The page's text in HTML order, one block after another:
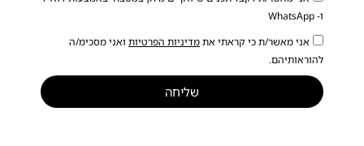
ו- WhatsApp
אני מאשר/ת כי קראתי אתמדיניות הפרטיות ואני מסכימ/ה
להוראותיהם.
שליחה